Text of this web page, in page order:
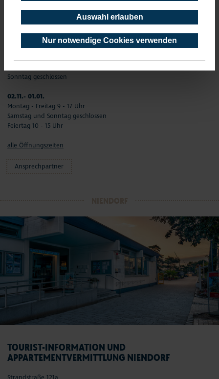
Auswahl erlauben
Nur notwendige Cookies verwenden
Montag –Freitag 9 - 17 Uhr
Samstag und Sonntag geschlossen
01.04. - 01.11.
Sonntag geschlossen
02.11.- 01.01.
Montag - Freitag 9 - 17 Uhr
Samstag und Sonntag geschlossen
Feiertag 10 - 15 Uhr
alle Öffnungszeiten
Ansprechpartner
TOURIST-INFORMATION UND
APPARTEMENTVERMITTLUNG NIENDORF